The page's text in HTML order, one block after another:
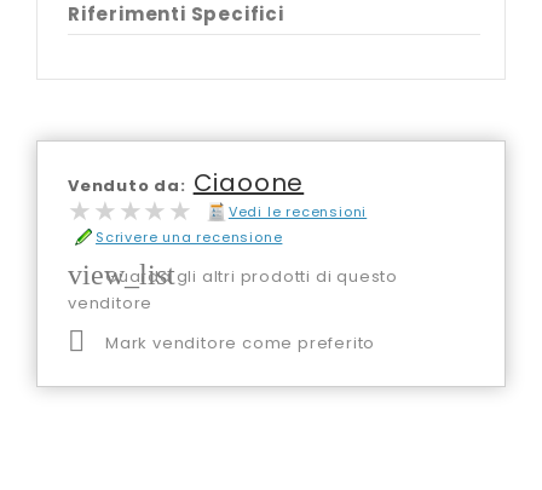
Riferimenti Specifici
Venduto da: Ciaoone
★★★★★
★★★★★
Vedi le recensioni
Scrivere una recensione
view_list
Guarda gli altri prodotti di questo
venditore
 Mark venditore come preferito